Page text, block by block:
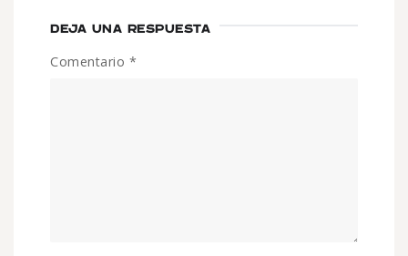
DEJA UNA RESPUESTA
Comentario *